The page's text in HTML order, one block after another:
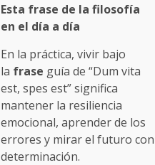
Esta frase de la filosofía
en el día a día
En la práctica, vivir bajo
la frase guía de “Dum vita
est, spes est” significa
mantener la resiliencia
emocional, aprender de los
errores y mirar el futuro con
determinación.